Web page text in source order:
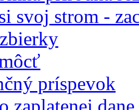
svoj strom -
príspevok
zaplatenej dane